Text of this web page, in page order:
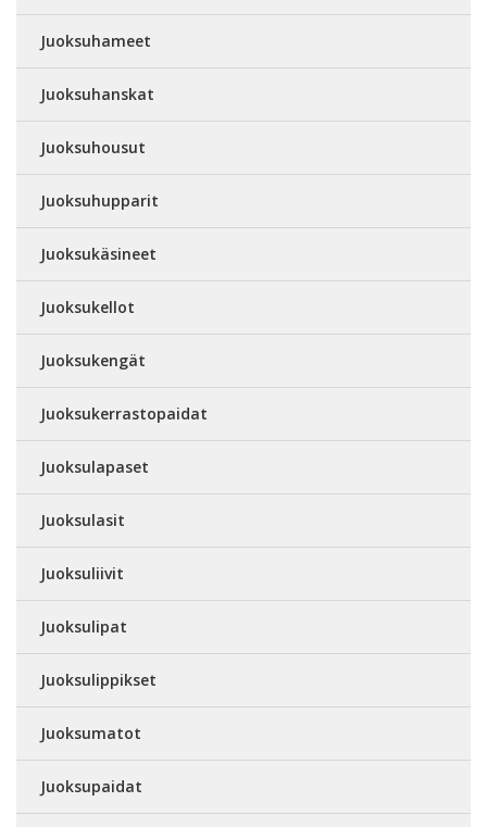
Juoksuhameet
Juoksuhanskat
Juoksuhousut
Juoksuhupparit
Juoksukäsineet
Juoksukellot
Juoksukengät
Juoksukerrastopaidat
Juoksulapaset
Juoksulasit
Juoksuliivit
Juoksulipat
Juoksulippikset
Juoksumatot
Juoksupaidat